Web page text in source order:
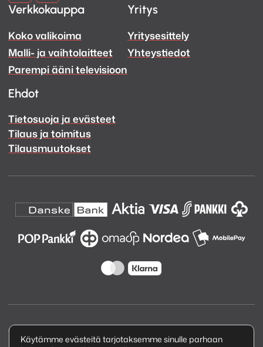
ja
Ääni
Facebook
ja
Ääni
Instagram
Verkkokauppa
Koko valikoima
Malli- ja vaihtolaitteet
Parempi ääni televisioon
Yritys
Yritysesittely
Yhteystiedot
Ehdot
Tietosuoja ja evästeet
Tilaus ja toimitus
Tilausmuutokset
Copyright © 2026 Kuva ja Ääni Oy
Käytämme evästeitä tarjotaksemme sinulle parhaan